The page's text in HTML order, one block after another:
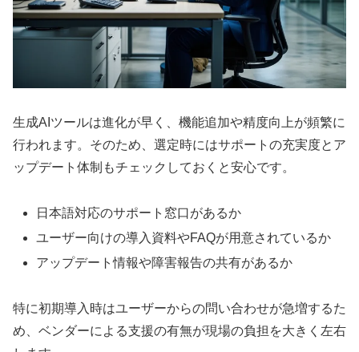
生成AIツールは進化が早く、機能追加や精度向上が頻繁に
行われます。そのため、選定時にはサポートの充実度とア
ップデート体制もチェックしておくと安心です。
日本語対応のサポート窓口があるか
ユーザー向けの導入資料やFAQが用意されているか
アップデート情報や障害報告の共有があるか
特に初期導入時はユーザーからの問い合わせが急増するた
め、ベンダーによる支援の有無が現場の負担を大きく左右